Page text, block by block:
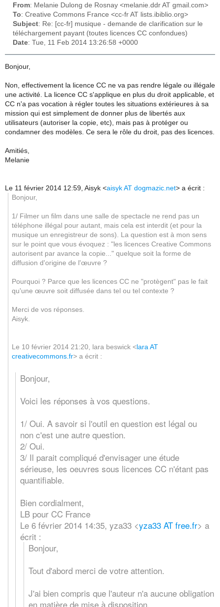
From: Melanie Dulong de Rosnay <melanie.ddr AT gmail.com>
To: Creative Commons France <cc-fr AT lists.ibiblio.org>
Subject: Re: [cc-fr] musique - demande de clarification sur le
téléchargement payant (toutes licences CC confondues)
Date: Tue, 11 Feb 2014 13:26:58 +0000
Bonjour,
Non, effectivement la licence CC ne va pas rendre légale ou illégale
une activité. La licence CC s'applique en plus du droit applicable, et
CC n'a pas vocation à régler toutes les situations extérieures à sa
mission qui est simplement de donner plus de libertés aux
utilisateurs (autoriser la copie, etc), mais pas à protéger ou
condamner des modèles. Ce sera le rôle du droit, pas des licences.
Amitiés,
Melanie
Le 11 février 2014 12:59, Aisyk <aisyk AT dogmazic.net> a écrit :
Bonjour,
1/ Filmer un film dans une salle de spectacle ne rend pas un
téléphone illégal pour autant, mais cela est interdit (et pour la
musique un enregistreur de sons). La question est à mon sens
sur le point que vous évoquez : "les licences Creative Commons
autorisent par avance la copie..." quelque soit la forme de
diffusion d'origine de l'œuvre ?
Pourquoi ? Parce que les licences CC ne "protègent" pas le fait
qu'une œuvre soit diffusée dans tel ou tel contexte ?
Merci de vos réponses.
Aisyk.
Le 10 février 2014 21:20, lara beswick <lara AT
creativecommons.fr>a écrit :
Bonjour,
Voici les réponses à vos questions.
1/ Oui. A savoir si l'outil en question est légal ou
non c'est une autre question.
2/ Oui.
3/ Il parait compliqué d'envisager une étude
sérieuse, les oeuvres sous licences CC n'étant pas
quantifiable.
Bien cordialment,
LB pour CC France
Le 6 février 2014 14:35, yza33 <yza33 AT free.fr> a
écrit :
Bonjour,
Tout d'abord merci de votre attention.
J'ai bien compris que l'auteur n'a aucune obligation
en matière de mise à disposition.